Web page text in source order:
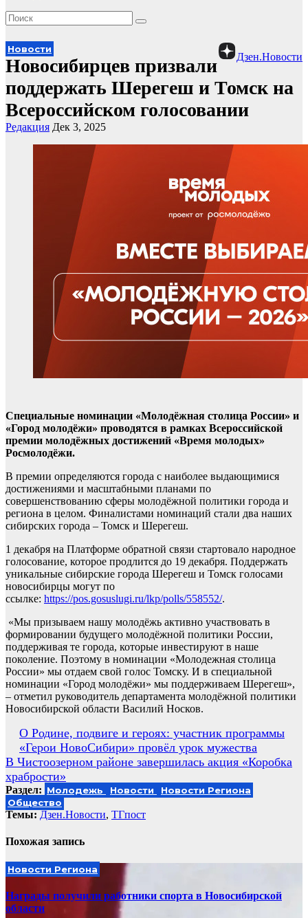
Дзен.Новости
Новости
Новосибирцев призвали
поддержать Шерегеш и Томск на
Всероссийском голосовании
Редакция Дек 3, 2025
Специальные номинации «Молодёжная столица России» и
«Город молодёжи» проводятся в рамках Всероссийской
премии молодёжных достижений «Время молодых»
Росмолодёжи.
В премии определяются города с наиболее выдающимися
достижениями и масштабными планами по
совершенствованию сферы молодёжной политики города и
региона в целом. Финалистами номинаций стали два наших
сибирских города – Томск и Шерегеш.
1 декабря на Платформе обратной связи стартовало народное
голосование, которое продлится до 19 декабря. Поддержать
уникальные сибирские города Шерегеш и Томск голосами
новосибирцы могут по
ссылке: https://pos.gosuslugi.ru/lkp/polls/558552/.
«Мы призываем нашу молодёжь активно участвовать в
формировании будущего молодёжной политики России,
поддерживая те города, которые инвестируют в наше
поколение. Поэтому в номинации «Молодежная столица
России» мы отдаем свой голос Томску. И в специальной
номинации «Город молодёжи» мы поддерживаем Шерегеш»,
– отметил руководитель департамента молодёжной политики
Новосибирской области Василий Носков.
Навигация
по
записям
О Родине, подвиге и героях: участник программы
«Герои НовоСибири» провёл урок мужества
В Чистоозерном районе завершилась акция «Коробка
храбрости»
Раздел: Молодежь Новости
Новости Региона
Общество
Темы: Дзен.Новости, ТГпост
Похожая запись
Новости Региона
Награды получили работники спорта в Новосибирской
области